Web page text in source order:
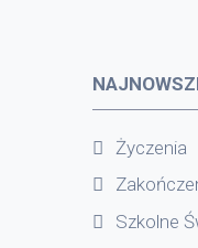
Życzenia
Szkolne